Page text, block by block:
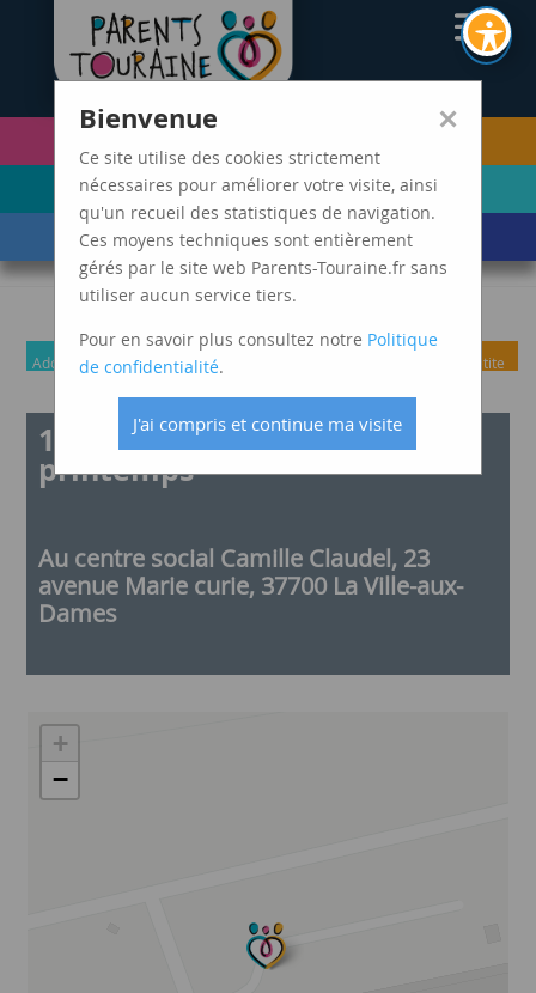
PETITE ENFANCE
(0-5 ANS)
ENFANCE
(6-11 ANS)
ADOLESCENCE ET
JEUNES ADULTES
LES ÉVÈNEMENTS
DE VIE MARDIS SPAGHETTI
Adolescence
Enfance
Futurs
parents
parents
avec
enfant
en
handicap
Petite
1ère édition de la fête du
printemps
Au centre social Camille Claudel, 23
avenue Marie curie, 37700 La Ville-aux-
Dames
+
−
×
Bienvenue
Ce site utilise des cookies strictement
nécessaires pour améliorer votre visite, ainsi
qu'un recueil des statistiques de navigation.
Ces moyens techniques sont entièrement
gérés par le site web Parents-Touraine.fr sans
utiliser aucun service tiers.
Pour en savoir plus consultez notre Politique
de confidentialité.
J'ai compris et continue ma visite